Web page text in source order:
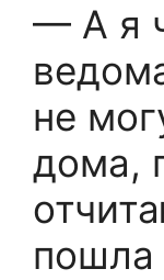
k
— А я
не
дома,
пошла